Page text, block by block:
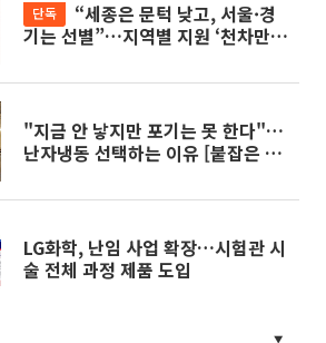
단독
기는 선별”…지역별 지원 ‘천차만
"지금 안 낳지만 포기는 못 한다"…
난자냉동 선택하는 이유 [붙잡은 미
LG화학, 난임 사업 확장…시험관 시
술 전체 과정 제품 도입